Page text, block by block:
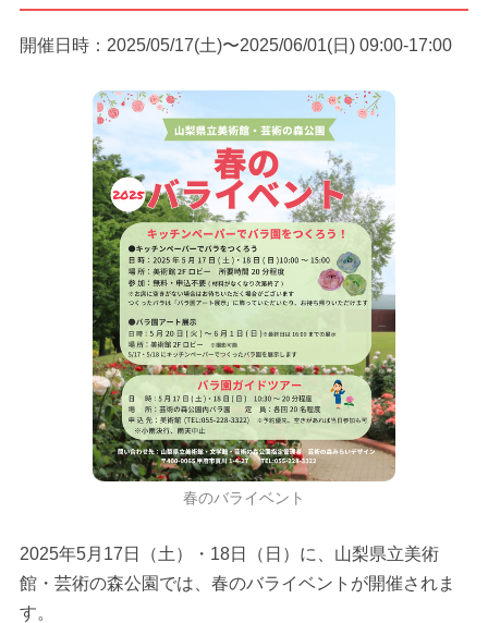
開催日時：2025/05/17(土)〜2025/06/01(日) 09:00-17:00
春のバライベント
2025年5月17日（土）・18日（日）に、山梨県立美術
館・芸術の森公園では、春のバライベントが開催されま
す。